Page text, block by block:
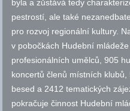
byla a zůstává tedy
pestrostí, ale také
pro rozvoj regionální kultury.
v pobočkách Hudební
profesionálních umělců, 905
koncertů členů místních
besed a 2412 tematických
pokračuje činnost Hudební